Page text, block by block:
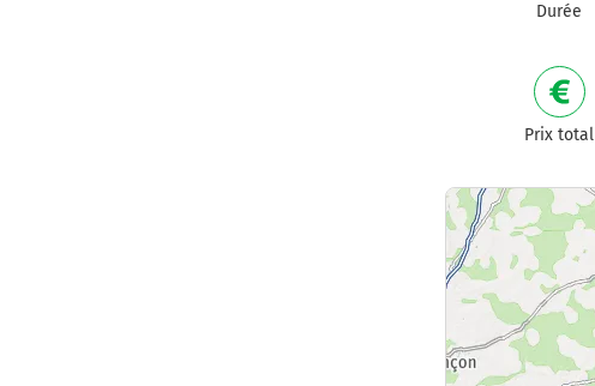
Durée
Prix total